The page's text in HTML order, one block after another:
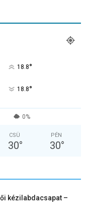
18.8°
18.8°
0%
CSÜ
30°
PÉN
30°
kézilabdacsapat –